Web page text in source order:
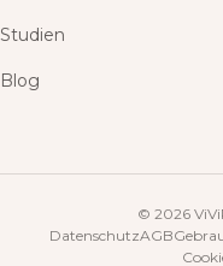
Studien
Blog
© 2026
DatenschutzAGB